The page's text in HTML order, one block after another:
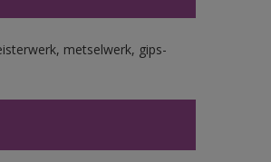
metselwerk, gips-